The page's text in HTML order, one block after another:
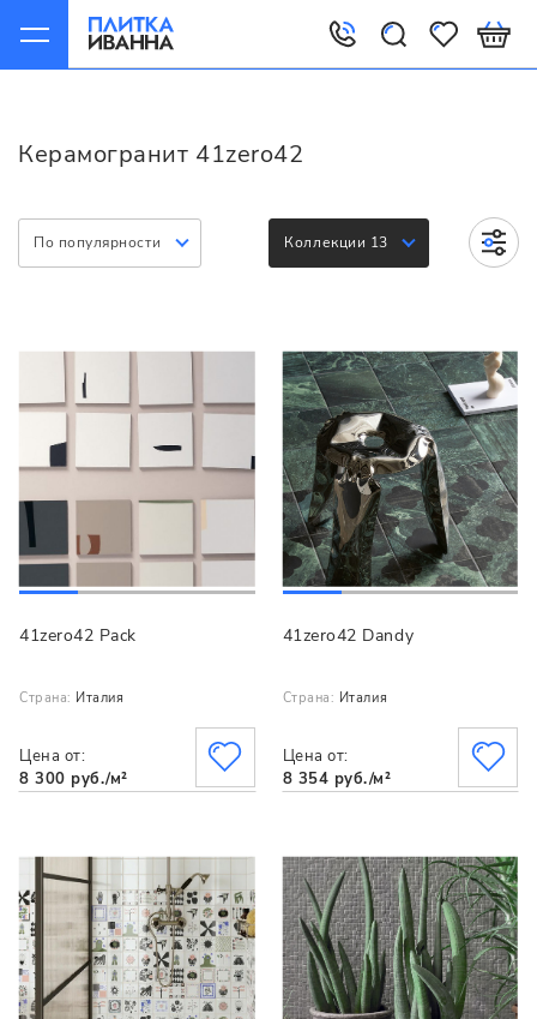
Керамогранит 41zero42
По популярности Коллекции 13
41zero42 Pack
Страна: Италия
Цена от:
8 300 руб./м²
41zero42 Dandy
Страна: Италия
Цена от:
8 354 руб./м²